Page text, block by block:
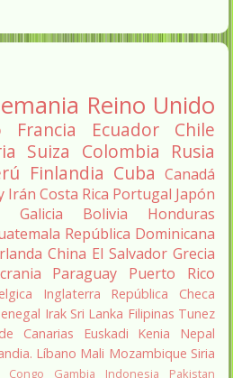
Reino Unido
Francia Ecuador
Chile
Suiza Colombia Rusia
Finlandia Cuba Canadá
Irán Costa Rica Portugal Japón
Galicia Bolivia
Honduras
República Dominicana
China El Salvador Grecia
Paraguay
Puerto Rico
Inglaterra
República Checa
Irak Sri Lanka Filipinas Tunez
Canarias Euskadi Kenia
Nepal
Líbano Mali Mozambique Siria
Congo Gambia Indonesia
Pakistan